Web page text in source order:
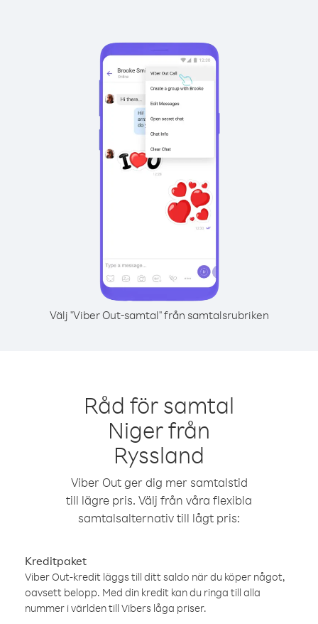
Välj "Viber Out-samtal" från samtalsrubriken
Råd för samtal
Niger från
Ryssland
Viber Out ger dig mer samtalstid
till lägre pris. Välj från våra flexibla
samtalsalternativ till lågt pris:
Kreditpaket
Viber Out-kredit läggs till ditt saldo när du köper något,
oavsett belopp. Med din kredit kan du ringa till alla
nummer i världen till Vibers låga priser.